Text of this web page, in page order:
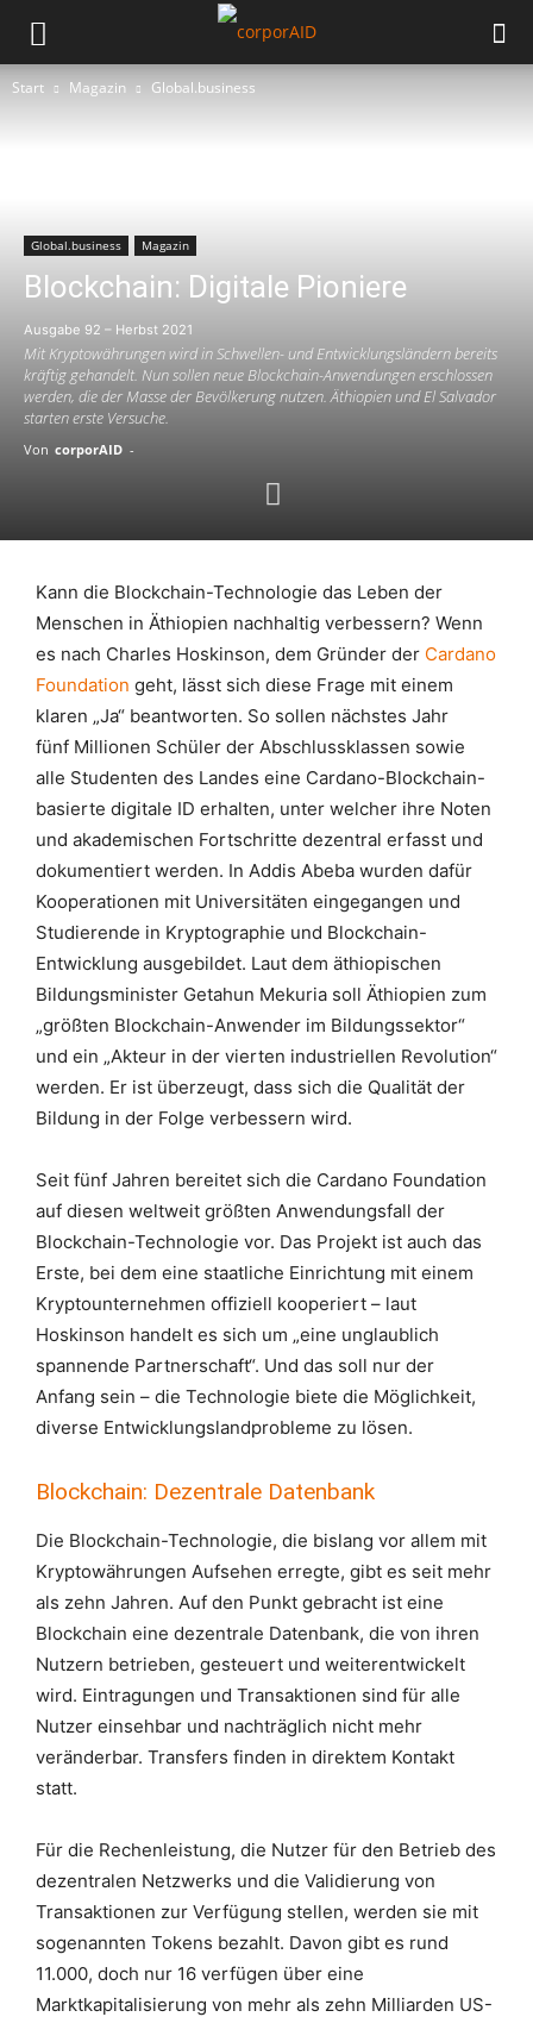
Start Magazin Global.business
Global.business Magazin
Blockchain: Digitale Pioniere
Ausgabe 92 – Herbst 2021
Mit Kryptowährungen wird in Schwellen- und Entwicklungsländern bereits
kräftig gehandelt. Nun sollen neue Blockchain-Anwendungen erschlossen
werden, die der Masse der Bevölkerung nutzen. Äthiopien und El Salvador
starten erste Versuche.
Von corporAID -
Kann die Blockchain-Technologie das Leben der
Menschen in Äthiopien nachhaltig verbessern? Wenn
es nach Charles Hoskinson, dem Gründer der Cardano
Foundation geht, lässt sich diese Frage mit einem
klaren „Ja“ beantworten. So sollen nächstes Jahr
fünf Millionen Schüler der Abschlussklassen sowie
alle Studenten des Landes eine Cardano-Blockchain-
basierte digitale ID erhalten, unter welcher ihre Noten
und akademischen Fortschritte dezentral erfasst und
dokumentiert werden. In Addis Abeba wurden dafür
Kooperationen mit Universitäten eingegangen und
Studierende in Kryptographie und Blockchain-
Entwicklung ausgebildet. Laut dem äthiopischen
Bildungsminister Getahun Mekuria soll Äthiopien zum
„größten Blockchain-Anwender im Bildungssektor“
und ein „Akteur in der vierten industriellen Revolution“
werden. Er ist überzeugt, dass sich die Qualität der
Bildung in der Folge verbessern wird.
Seit fünf Jahren bereitet sich die Cardano Foundation
auf diesen weltweit größten Anwendungsfall der
Blockchain-Technologie vor. Das Projekt ist auch das
Erste, bei dem eine staatliche Einrichtung mit einem
Kryptounternehmen offiziell kooperiert – laut
Hoskinson handelt es sich um „eine unglaublich
spannende Partnerschaft“. Und das soll nur der
Anfang sein – die Technologie biete die Möglichkeit,
diverse Entwicklungslandprobleme zu lösen.
Blockchain: Dezentrale Datenbank
Die Blockchain-Technologie, die bislang vor allem mit
Kryptowährungen Aufsehen erregte, gibt es seit mehr
als zehn Jahren. Auf den Punkt gebracht ist eine
Blockchain eine dezentrale Datenbank, die von ihren
Nutzern betrieben, gesteuert und weiterentwickelt
wird. Eintragungen und Transaktionen sind für alle
Nutzer einsehbar und nachträglich nicht mehr
veränderbar. Transfers finden in direktem Kontakt
statt.
Für die Rechenleistung, die Nutzer für den Betrieb des
dezentralen Netzwerks und die Validierung von
Transaktionen zur Verfügung stellen, werden sie mit
sogenannten Tokens bezahlt. Davon gibt es rund
11.000, doch nur 16 verfügen über eine
Marktkapitalisierung von mehr als zehn Milliarden US-